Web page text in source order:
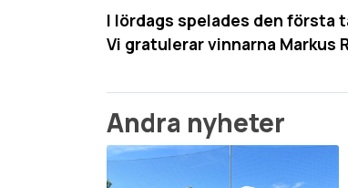
I lördags spelades den första
Vi gratulerar vinnarna Markus
Andra nyheter